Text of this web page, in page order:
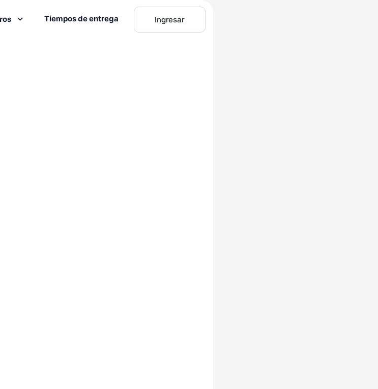
Tiempos de entrega Ingresar